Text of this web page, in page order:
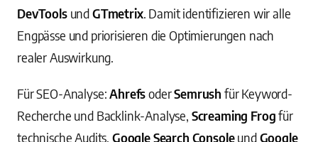
DevToolsundGTmetrix. Damit identifizieren wir alle
Engpässe und priorisieren die Optimierungen nach
realer Auswirkung.
Für SEO-Analyse:AhrefsoderSemrush für Keyword-
Recherche und Backlink-Analyse, Screaming Frogfür
technische Audits, Google Search ConsoleundGoogle